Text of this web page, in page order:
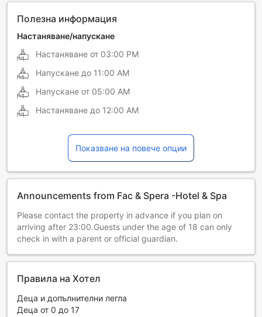
Полезна информация
Настаняване/напускане
Настаняване от 03:00 PM
Напускане до 11:00 AM
Напускане от 05:00 AM
Настаняване до 12:00 AM
Показване на повече опции
Announcements from Fac & Spera -Hotel & Spa
Please contact the property in advance if you plan on
arriving after 23:00.Guests under the age of 18 can only
check in with a parent or official guardian.
Правила на Хотел
Деца и допълнителни легла
Деца от 0 до 17